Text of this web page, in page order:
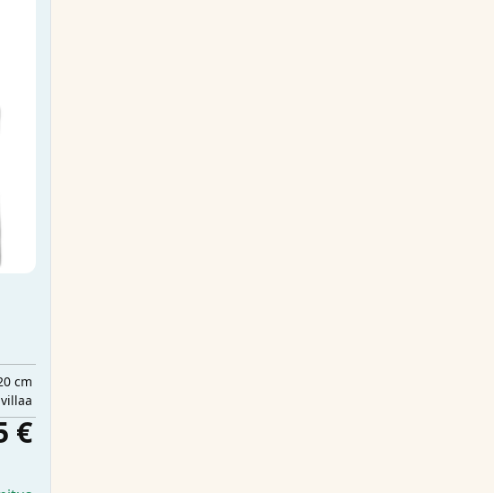
cm
€